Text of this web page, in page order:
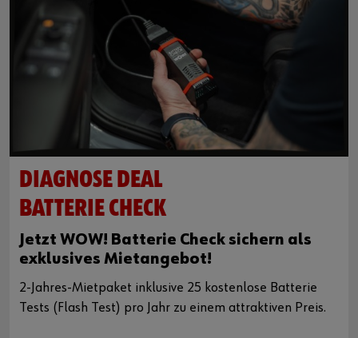
DIAGNOSE DEAL
BATTERIE CHECK
Jetzt WOW! Batterie Check sichern als
exklusives Mietangebot!
2-Jahres-Mietpaket inklusive 25 kostenlose Batterie
Tests (Flash Test) pro Jahr zu einem attraktiven Preis.